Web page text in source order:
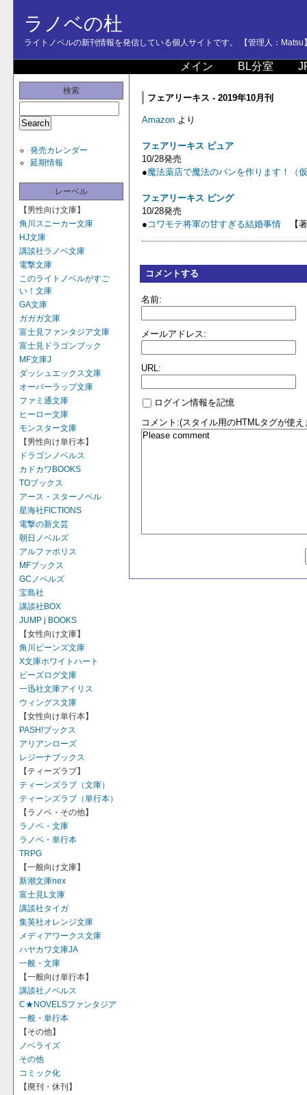
ラノベの杜
ライトノベルの新刊情報を発信している個人サイトです。 【管理人：Matsu
メイン BL分室
検索
発売カレンダー
延期情報
レーベル
【男性向け文庫】
角川スニーカー文庫
HJ文庫
講談社ラノベ文庫
電撃文庫
このライトノベルがすご
い！文庫
GA文庫
ガガガ文庫
富士見ファンタジア文庫
富士見ドラゴンブック
MF文庫J
ダッシュエックス文庫
オーバーラップ文庫
ファミ通文庫
ヒーロー文庫
モンスター文庫
【男性向け単行本】
ドラゴンノベルス
カドカワBOOKS
TOブックス
アース・スターノベル
星海社FICTIONS
電撃の新文芸
朝日ノベルズ
アルファポリス
MFブックス
GCノベルズ
宝島社
講談社BOX
JUMP j BOOKS
【女性向け文庫】
角川ビーンズ文庫
X文庫ホワイトハート
ビーズログ文庫
一迅社文庫アイリス
ウィングス文庫
【女性向け単行本】
PASH!ブックス
アリアンローズ
レジーナブックス
【ティーズラブ】
ティーンズラブ（文庫）
ティーンズラブ（単行本）
【ラノベ・その他】
ラノベ・文庫
ラノベ・単行本
TRPG
【一般向け文庫】
新潮文庫nex
富士見L文庫
講談社タイガ
集英社オレンジ文庫
メディアワークス文庫
ハヤカワ文庫JA
一般・文庫
【一般向け単行本】
講談社ノベルス
C★NOVELSファンタジア
一般・単行本
【その他】
ノベライズ
その他
コミック化
【廃刊・休刊】
フェアリーキス - 2019年10月刊
Amazon より
フェアリーキス ピュア
10/28発売
●魔法薬店で魔法のパンを作ります！（
フェアリーキス ピング
10/28発売
● コワモテ将軍の甘すぎる結婚事情 【著
コメントする
名前:
メールアドレス:
URL:
ログイン情報を記憶
コメント:(スタイル用のHTMLタグが使え